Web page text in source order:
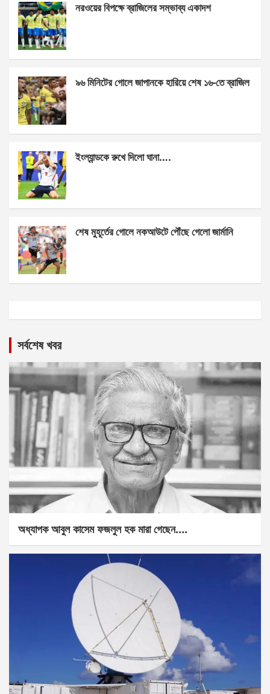
b
o
o
k
n
g
er
s
p
e
নরওয়ের বিপক্ষে ব্রাজিলের সম্ভাব্য একাদশ
৯৬ মিনিটের গোলে জাপানকে হারিয়ে শেষ ১৬-তে ব্রাজিল
ইংল্যান্ডকে রুখে দিলো ঘানা….
শেষ মুহূর্তের গোলে নকআউটে পৌঁছে গেলো জার্মানি
সর্বশেষ খবর
অধ্যাপক আবুল কাসেম ফজলুল হক মারা গেছেন….